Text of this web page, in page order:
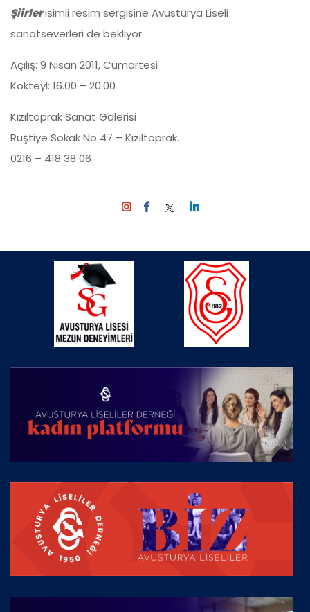
Şiirlerisimli resim sergisine Avusturya Liseli
sanatseverleri de bekliyor.
Açılış: 9 Nisan 2011, Cumartesi
Kokteyl: 16.00 – 20.00
Kızıltoprak Sanat Galerisi
Rüştiye Sokak No 47 – Kızıltoprak.
0216 – 418 38 06